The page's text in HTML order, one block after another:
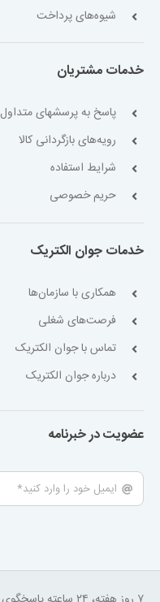
شیوه‌های پرداخت
خدمات مشتریان
پاسخ به پرسشهای متداول
رویه‌های بازگردانی کالا
شرایط استفاده
حریم خصوصی
خدمات جوان الکتریک
همکاری با سازمان‌ها
فرصت‌های شغلی
تماس با جوان الکتریک
درباره جوان الکتریک
عضویت در خبرنامه